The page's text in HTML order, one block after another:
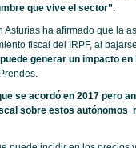
que vive el sector”.
Asturias ha afirmado que la
fiscal del IRPF, al
generar un impacto
se acordó en 2017 pero
sobre estos autónomos